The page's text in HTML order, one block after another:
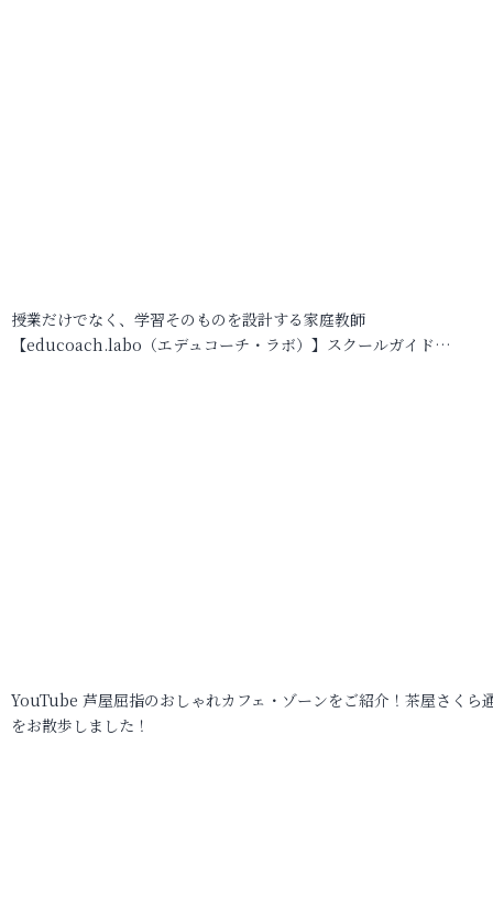
授業だけでなく、学習そのものを設計する家庭教師
【educoach.labo（エデュコーチ・ラボ）】スクールガイド…
YouTube 芦屋屈指のおしゃれカフェ・ゾーンをご紹介！茶屋さくら
をお散歩しました！